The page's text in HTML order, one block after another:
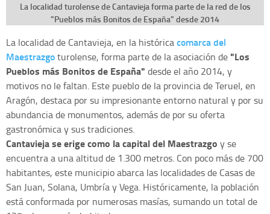
La localidad turolense de Cantavieja forma parte de la red de los
"Pueblos más Bonitos de España" desde 2014
La localidad de Cantavieja, en la históricacomarca del
Maestrazgoturolense, forma parte de la asociación de "Los
Pueblos más Bonitos de España" desde el año 2014, y
motivos no le faltan. Este pueblo de la provincia de Teruel, en
Aragón, destaca por su impresionante entorno natural y por su
abundancia de monumentos, además de por su oferta
gastronómica y sus tradiciones.
Cantavieja se erige como la capital del Maestrazgo y se
encuentra a una altitud de 1.300 metros. Con poco más de 700
habitantes, este municipio abarca las localidades de Casas de
San Juan, Solana, Umbría y Vega. Históricamente, la población
está conformada por numerosas masías, sumando un total de